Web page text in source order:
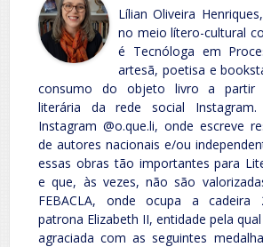
Lílian Oliveira
no meio lítero-cultural
é Tecnóloga em
artesã, poetisa e
consumo do objeto livro a partir
literária da rede social Instagram.
Instagram @o.que.li, onde escreve
de autores nacionais e/ou
essas obras tão importantes para
e que, às vezes, não são
FEBACLA, onde ocupa a
patrona Elizabeth II, entidade pela
agraciada com as seguintes